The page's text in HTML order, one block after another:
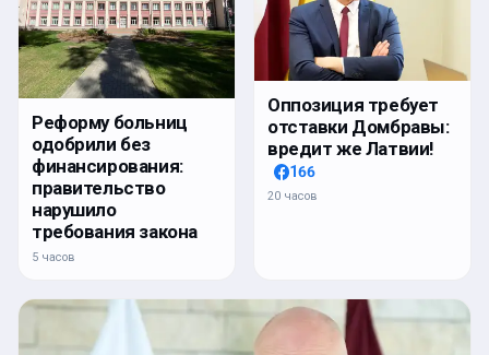
Реформу больниц
одобрили без
финансирования:
правительство
нарушило
требования закона
5 часов
Оппозиция требует
отставки Домбравы:
вредит же Латвии!
166
20 часов